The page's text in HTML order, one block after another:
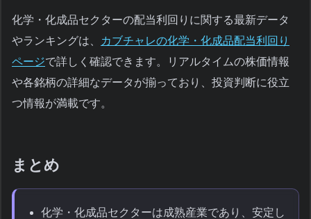
化学・化成品セクターの配当利回りに関する最新データ
やランキングは、
カブチャレの化学・化成品配当利回り
ページで詳しく確認できます。リアルタイムの株価情報
や各銘柄の詳細なデータが揃っており、投資判断に役立
つ情報が満載です。
まとめ
化学・化成品セクターは成熟産業であり、安定し